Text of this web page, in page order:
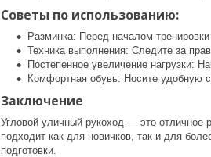
Советы по использованию:
Разминка: Перед началом
Техника выполнения: Следите за
Постепенное увеличение нагрузки:
Комфортная обувь: Носите удобную
Заключение
Угловой уличный рукоход — это отличное
подходит как для новичков, так и для
подготовки.